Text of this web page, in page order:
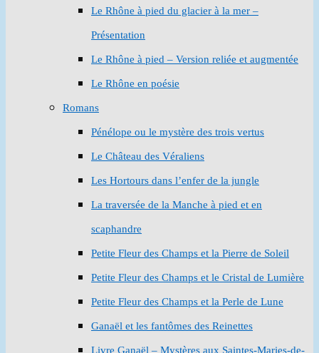
Le Rhône à pied du glacier à la mer –
Présentation
Le Rhône à pied – Version reliée et augmentée
Le Rhône en poésie
Romans
Pénélope ou le mystère des trois vertus
Le Château des Véraliens
Les Hortours dans l’enfer de la jungle
La traversée de la Manche à pied et en
scaphandre
Petite Fleur des Champs et la Pierre de Soleil
Petite Fleur des Champs et le Cristal de Lumière
Petite Fleur des Champs et la Perle de Lune
Ganaël et les fantômes des Reinettes
Livre Ganaël – Mystères aux Saintes-Maries-de-